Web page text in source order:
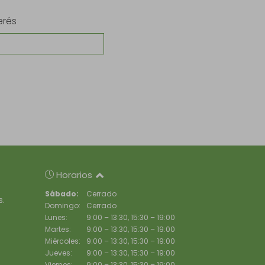
Horarios
Sábado:
Cerrado
Domingo:
Cerrado
Lunes:
9:00 – 13:30, 15:30 – 19:00
Martes:
9:00 – 13:30, 15:30 – 19:00
Miércoles:
9:00 – 13:30, 15:30 – 19:00
Jueves:
9:00 – 13:30, 15:30 – 19:00